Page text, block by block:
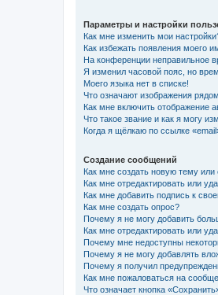
Параметры и настройки
Как мне изменить мои
Как избежать появления моего
На конференции неправильное
Я изменил часовой пояс, но
Моего языка нет в списке!
Что означают изображения
Как мне включить отображение
Что такое звание и как я могу
Когда я щёлкаю по ссылке
Создание сообщений
Как мне создать новую тему
Как мне отредактировать или
Как мне добавить подпись к
Как мне создать опрос?
Почему я не могу добавить
Как мне отредактировать или
Почему мне недоступны
Почему я не могу добавлять
Почему я получил
Как мне пожаловаться на
Что означает кнопка